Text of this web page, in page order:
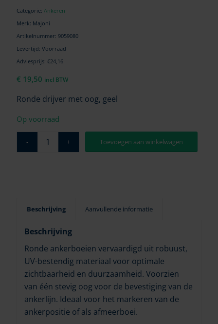
Categorie: Ankeren
Merk: Majoni
Artikelnummer: 9059080
Levertijd: Voorraad
Adviesprijs: €24,16
€ 19,50 incl BTW
Ronde drijver met oog, geel
Op voorraad
Toevoegen aan winkelwagen
Beschrijving Aanvullende informatie
Beschrijving
Ronde ankerboeien vervaardigd uit robuust,
UV-bestendig materiaal voor optimale
zichtbaarheid en duurzaamheid. Voorzien
van één stevig oog voor de bevestiging van de
ankerlijn. Ideaal voor het markeren van de
ankerpositie of als afmeerboei.